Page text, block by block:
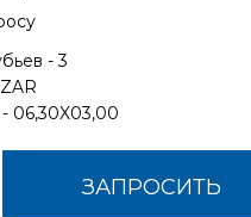
- 3
06,30X03,00
ЗАПРОСИТЬ